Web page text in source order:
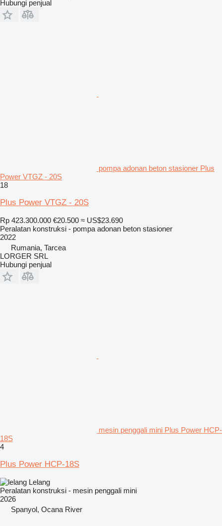
Hubungi penjual
pompa adonan beton stasioner Plus
Power VTGZ - 20S
18
Plus Power VTGZ - 20S
Rp 423.300.000 €20.500 ≈ US$23.690
Peralatan konstruksi - pompa adonan beton stasioner
2022
Rumania, Tarcea
LORGER SRL
Hubungi penjual
mesin penggali mini Plus Power HCP-
18S
4
Plus Power HCP-18S
Lelang
Peralatan konstruksi - mesin penggali mini
2026
Spanyol, Ocana River